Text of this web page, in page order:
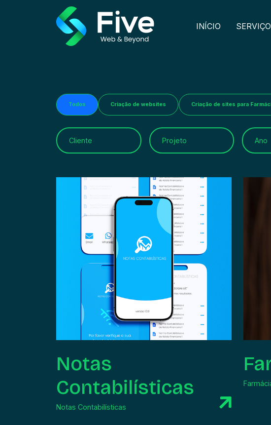
INÍCIO
Todos Criação de websites Criação de sites para
Notas
Contabilísticas
Notas Contabilísticas